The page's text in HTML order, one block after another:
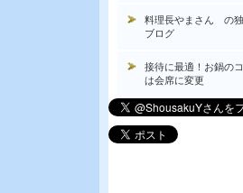
料理長やまさん の
ブログ
接待に最適！お鍋の
は会席に変更